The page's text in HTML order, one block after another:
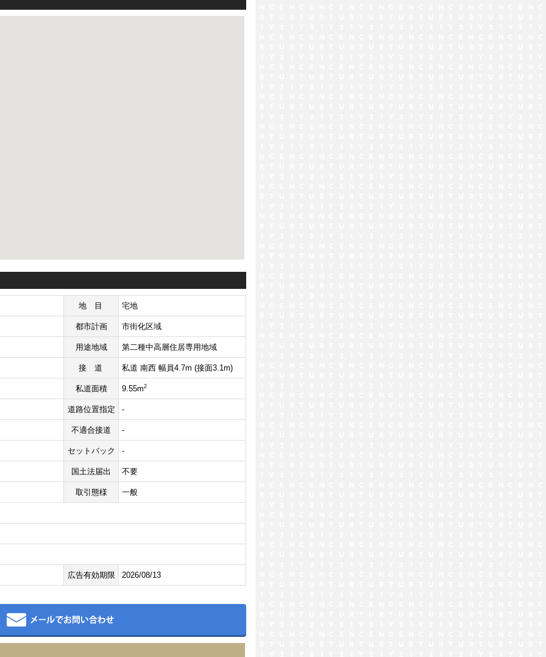
地目 宅地
都市計画 市街化区域
用途地域 第二種中高層住居専用地域
接道 私道 南西 幅員4.7m (接面3.1m)
私道面積 9.55m2
道路位置指定 -
不適合接道 -
セットバック -
国土法届出 不要
取引態様 一般
広告有効期限 2026/08/13